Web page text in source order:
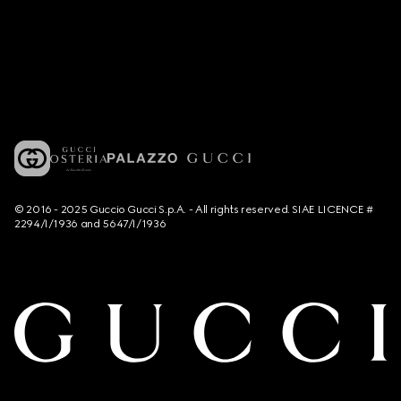
© 2016 - 2025 Guccio Gucci S.p.A. - All rights reserved. SIAE LICENCE #
2294/I/1936 and 5647/I/1936